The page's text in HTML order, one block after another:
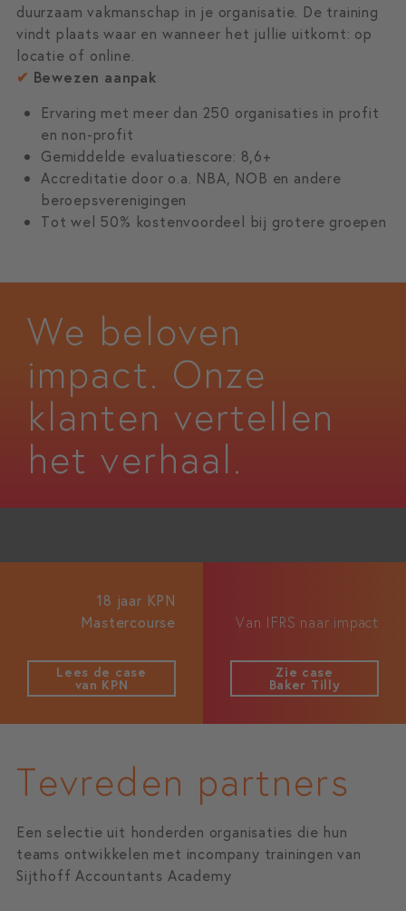
duurzaam vakmanschap in je organisatie. De training
vindt plaats waar en wanneer het jullie uitkomt: op
locatie of online.
✔ Bewezen aanpak
Ervaring met meer dan 250 organisaties in profit
en non-profit
Gemiddelde evaluatiescore: 8,6+
Accreditatie door o.a. NBA, NOB en andere
beroepsverenigingen
Tot wel 50% kostenvoordeel bij grotere groepen
We beloven
impact. Onze
klanten vertellen
het verhaal.
18 jaar KPN
Mastercourse
Lees de case
van KPN
Van IFRS naar impact
Zie case
Baker Tilly
Tevreden partners
Een selectie uit honderden organisaties die hun
teams ontwikkelen met incompany trainingen van
Sijthoff Accountants Academy